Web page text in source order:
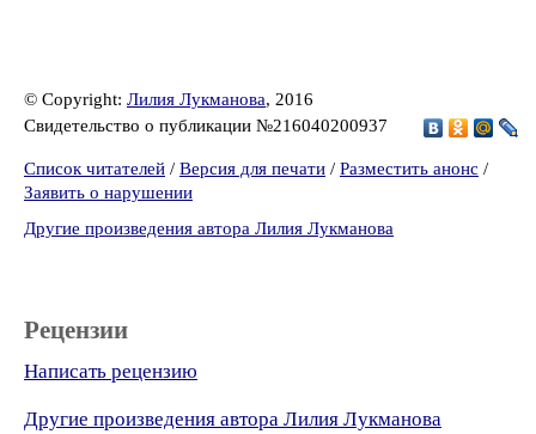
© Copyright: Лилия Лукманова, 2016
Свидетельство о публикации №216040200937
Список читателей / Версия для печати / Разместить анонс /
Заявить о нарушении
Другие произведения автора Лилия Лукманова
Рецензии
Написать рецензию
Другие произведения автора Лилия Лукманова